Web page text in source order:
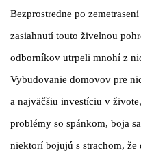
Bezprostredne po
zasiahnutí touto živelnou
odborníkov utrpeli mnohí z
Vybudovanie domovov pre
a najväčšiu investíciu v
problémy so spánkom, boja
niektorí bojujú s strachom, že